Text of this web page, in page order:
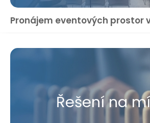
Pronájem eventových prostor
Řešení na